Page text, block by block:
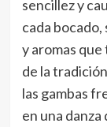
sencillez y
cada
y aromas
de la
las gambas
en una